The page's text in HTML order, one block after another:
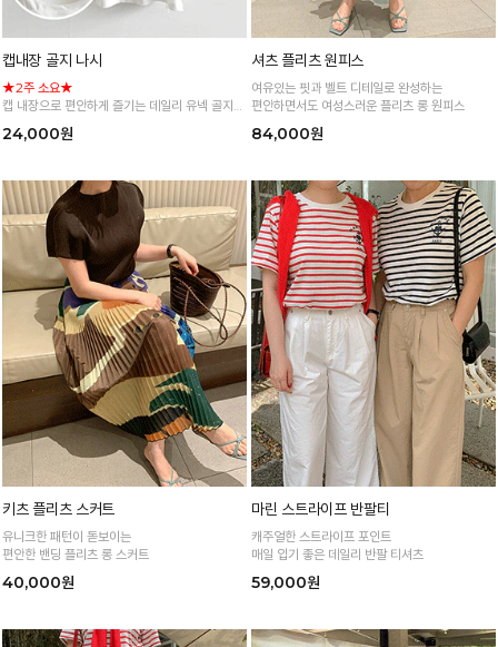
캡내장 골지 나시
★2주 소요★
캡 내장으로 편안하게 즐기는 데일리 유넥 골지
24,000원
셔츠 플리츠 원피스
여유있는 핏과 벨트 디테일로 완성하는
편안하면서도 여성스러운 플리츠 롱 원피스
84,000원
키츠 플리츠 스커트
유니크한 패턴이 돋보이는
편안한 밴딩 플리츠 롱 스커트
40,000원
마린 스트라이프 반팔티
캐주얼한 스트라이프 포인트
매일 입기 좋은 데일리 반팔 티셔츠
59,000원